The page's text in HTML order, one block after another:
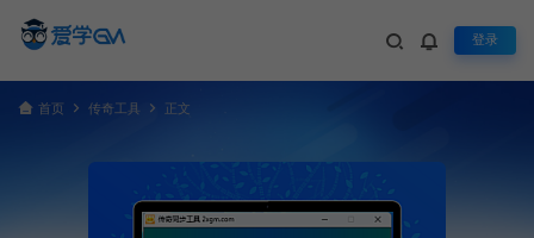
登录
首页 传奇工具 正文